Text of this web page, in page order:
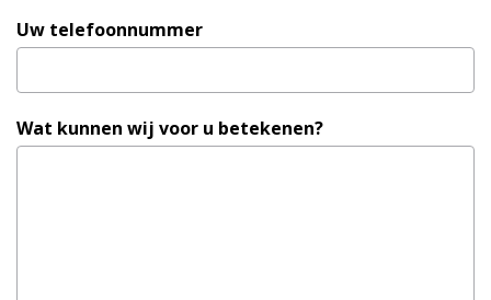
Uw telefoonnummer
Wat kunnen wij voor u betekenen?